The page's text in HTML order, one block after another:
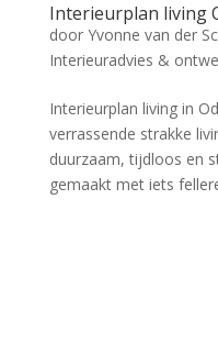
Interieurplan living
door Yvonne van der
Interieuradvies &
Interieurplan living in
verrassende strakke
duurzaam, tijdloos en
gemaakt met iets